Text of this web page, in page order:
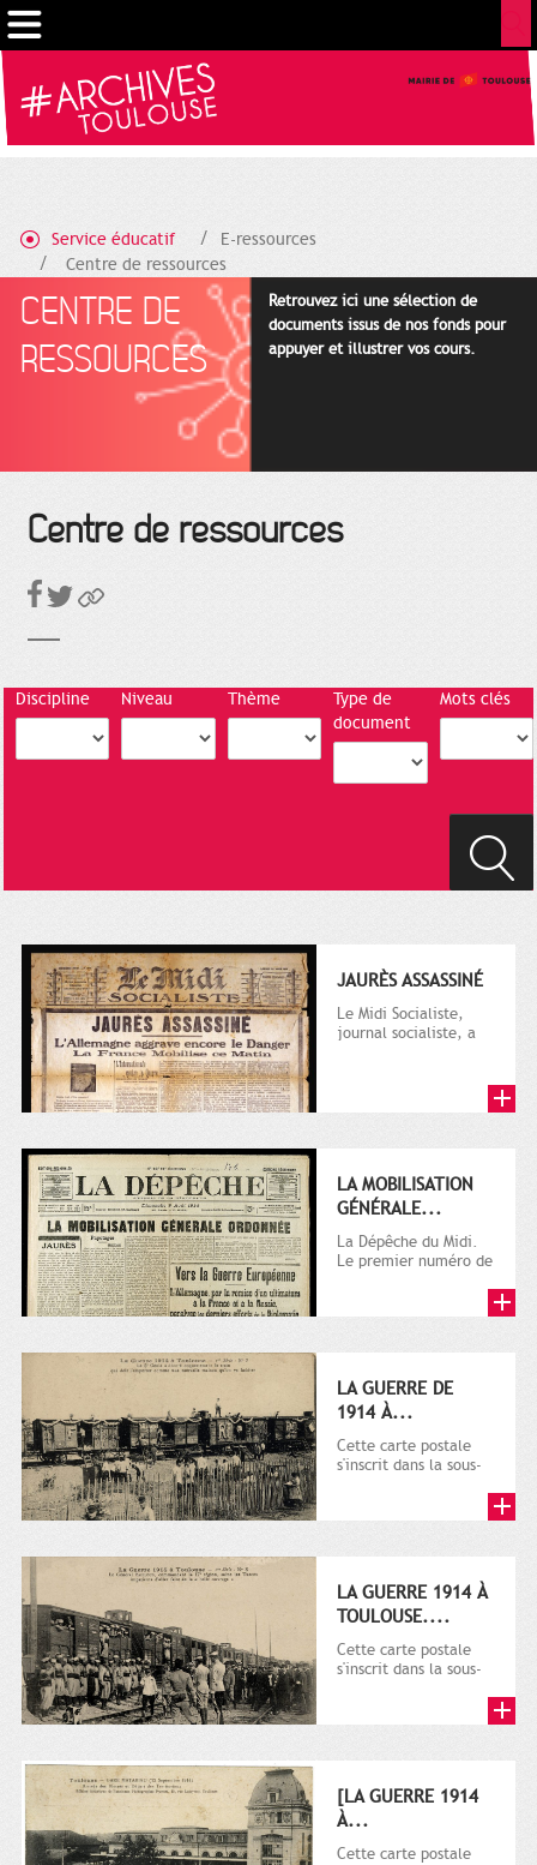
Service éducatif
E-ressources
Centre de ressources
CENTRE DE
RESSOURCES
Retrouvez ici une sélection de
documents issus de nos fonds pour
appuyer et illustrer vos cours.
Centre de ressources
Discipline Niveau Thème
Type de
document
Mots clés
JAURÈS ASSASSINÉ
Le Midi Socialiste,
journal socialiste, a
LA MOBILISATION
GÉNÉRALE...
La Dépêche du Midi.
Le premier numéro de
octobre...
LA GUERRE DE
1914 À...
Cette carte postale
s'inscrit dans la sous-
plusieurs milliers de...
LA GUERRE 1914 À
TOULOUSE....
Cette carte postale
s'inscrit dans la sous-
plusieurs milliers de...
[LA GUERRE 1914
À...
Cette carte postale
Gestion de vos préférences sur les cookies